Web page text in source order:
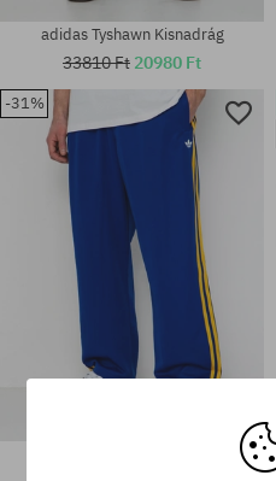
Elérhető méretek:
S; M; XL; 2XL
adidas Tyshawn Kisnadrág
33810 Ft 20980 Ft
-31%